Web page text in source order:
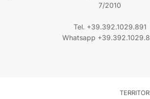
7/2010
Tel. +39.392.1029.891
Whatsapp